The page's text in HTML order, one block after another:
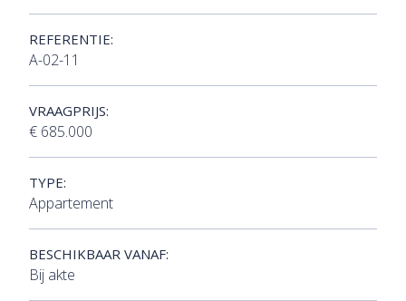
REFERENTIE:
A-02-11
VRAAGPRIJS:
€ 685.000
TYPE:
Appartement
BESCHIKBAAR VANAF:
Bij akte